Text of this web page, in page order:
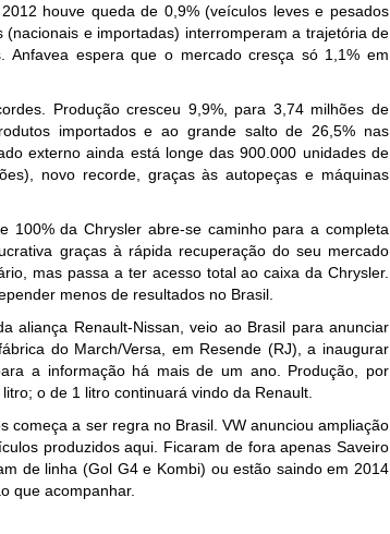
houve queda de 0,9% (veículos leves e pesados
e importadas) interromperam a trajetória de
Anfavea espera que o mercado cresça só 1,1% em
Produção cresceu 9,9%, para 3,74 milhões de
importados e ao grande salto de 26,5% nas
externo ainda está longe das 900.000 unidades de
novo recorde, graças às autopeças e máquinas
100% da Chrysler abre-se caminho para a completa
graças à rápida recuperação do seu mercado
mas passa a ter acesso total ao caixa da Chrysler.
menos de resultados no Brasil.
aliança Renault-Nissan, veio ao Brasil para anunciar
do March/Versa, em Resende (RJ), a inaugurar
a informação há mais de um ano. Produção, por
o de 1 litro continuará vindo da Renault.
começa a ser regra no Brasil. VW anunciou ampliação
produzidos aqui. Ficaram de fora apenas Saveiro
de linha (Gol G4 e Kombi) ou estão saindo em 2014
que acompanhar.